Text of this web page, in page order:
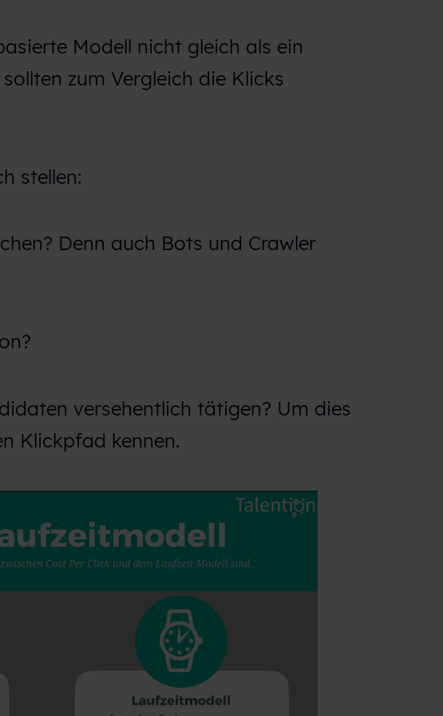
Modell nicht gleich als ein
zum Vergleich die Klicks
stellen:
Denn auch Bots und Crawler
versehentlich tätigen? Um dies
Klickpfad kennen.